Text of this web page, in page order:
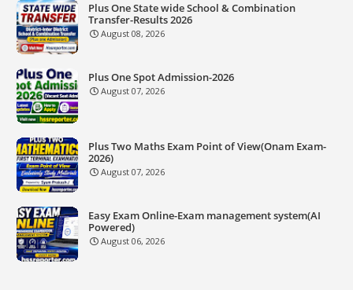
Plus One State wide School & Combination
Transfer-Results 2026
August 08, 2026
Plus One Spot Admission-2026
August 07, 2026
Plus Two Maths Exam Point of View(Onam Exam-
2026)
August 07, 2026
Easy Exam Online-Exam management system(AI
Powered)
August 06, 2026